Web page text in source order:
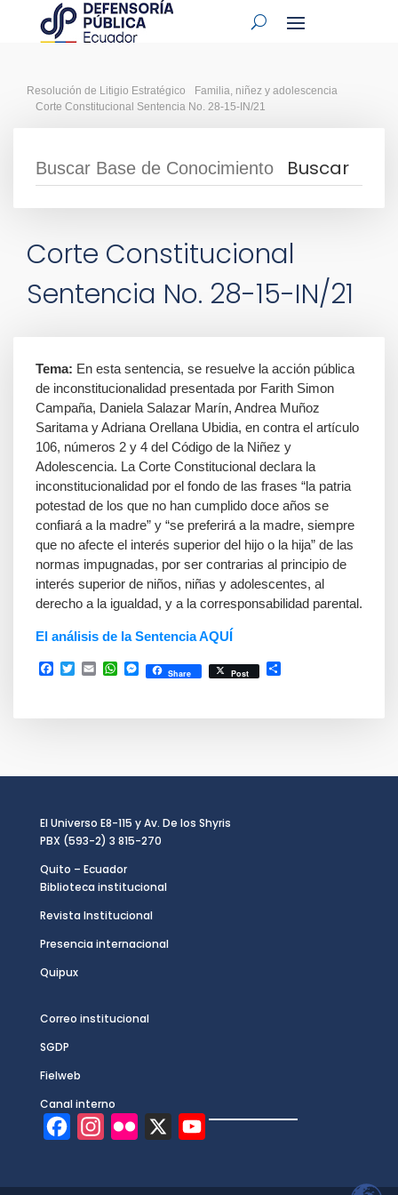
Resolución de Litigio Estratégico
Familia, niñez y adolescencia
Corte Constitucional Sentencia No. 28-15-IN/21
Corte Constitucional
Sentencia No. 28-15-IN/21
Tema: En esta sentencia, se resuelve la acción pública
de inconstitucionalidad presentada por Farith Simon
Campaña, Daniela Salazar Marín, Andrea Muñoz
Saritama y Adriana Orellana Ubidia, en contra el artículo
106, números 2 y 4 del Código de la Niñez y
Adolescencia. La Corte Constitucional declara la
inconstitucionalidad por el fondo de las frases “la patria
potestad de los que no han cumplido doce años se
confiará a la madre” y “se preferirá a la madre, siempre
que no afecte el interés superior del hijo o la hija” de las
normas impugnadas, por ser contrarias al principio de
interés superior de niños, niñas y adolescentes, al
derecho a la igualdad, y a la corresponsabilidad parental.
El análisis de la Sentencia AQUÍ
Facebook
TwitterEmailWhatsApp
Messenger
Share Post
El Universo E8-115 y Av. De los Shyris
PBX (593-2) 3 815-270
Quito – Ecuador
Biblioteca institucional
Revista Institucional
Presencia internacional
Quipux
Correo institucional
SGDP
Fielweb
Canal interno
Y